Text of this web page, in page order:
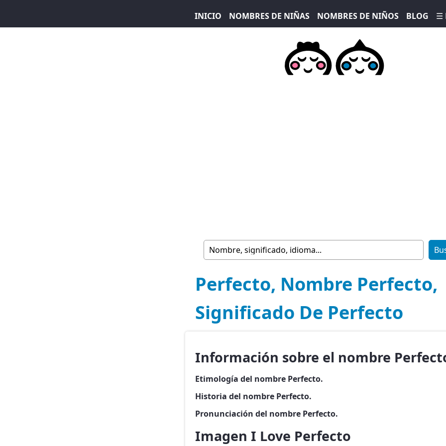
INICIO NOMBRES DE NIÑAS NOMBRES DE NIÑOS BLOG ☰
Perfecto, Nombre Perfecto,
Significado De Perfecto
Información sobre el nombre
Etimología del nombre Perfecto.
Historia del nombre Perfecto.
Pronunciación del nombre Perfecto.
Imagen I Love Perfecto